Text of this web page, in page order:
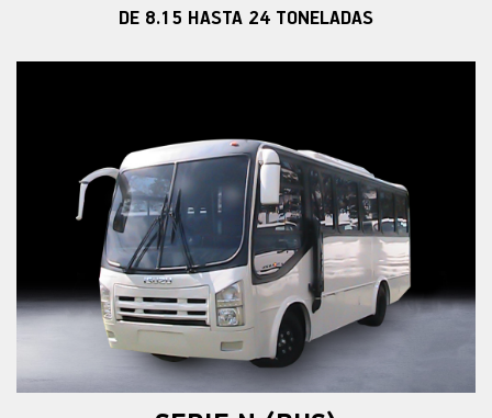
DE 8.15 HASTA 24 TONELADAS